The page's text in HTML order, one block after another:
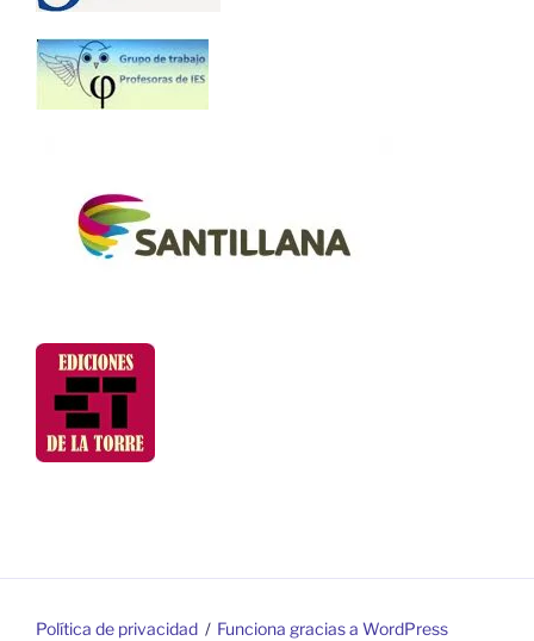
Política de privacidad Funciona gracias a WordPress